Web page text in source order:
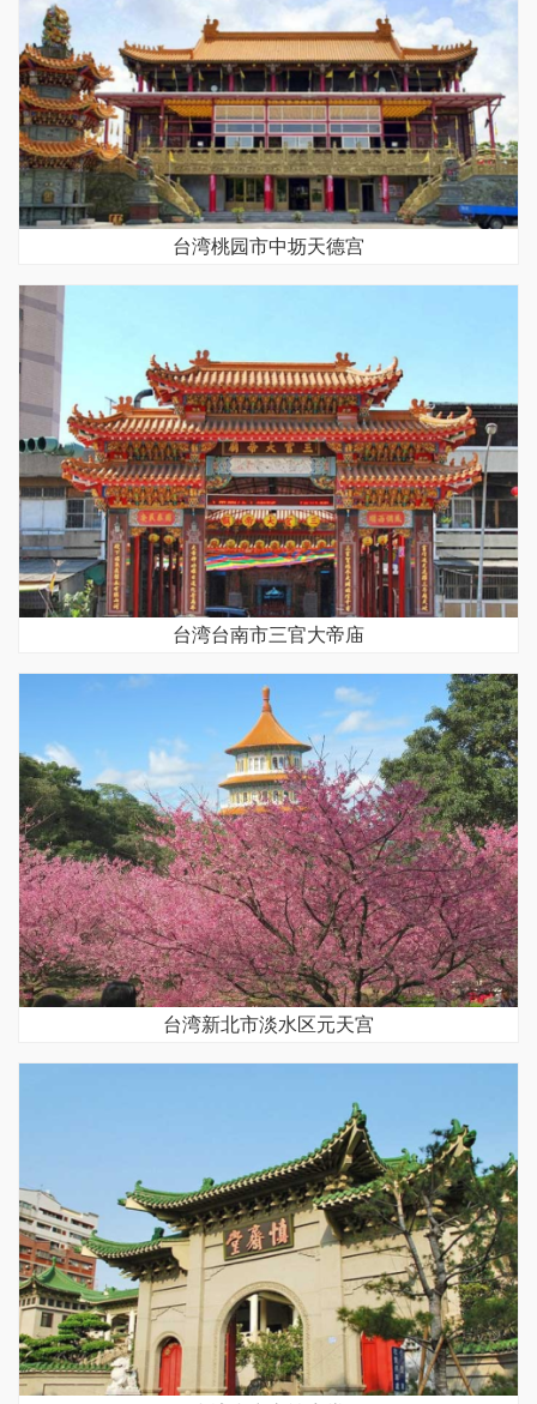
台湾桃园市中坜天德宫
台湾台南市三官大帝庙
台湾新北市淡水区元天宫